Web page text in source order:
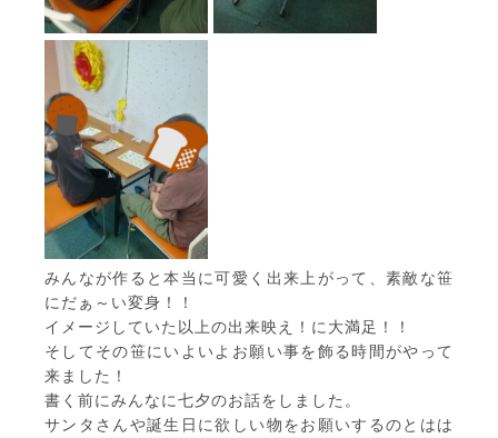
みんなが作ると本当に可愛く出来上がって、素敵な笹
にだぁ～い変身！！
イメージしていた以上の出来映え！に大満足！！
そしてその笹にいよいよお願い事を飾る時間がやって
来ました！
書く前にみんなに七夕のお話をしました。
サンタさんや誕生日に欲しい物をお願いするのとはは